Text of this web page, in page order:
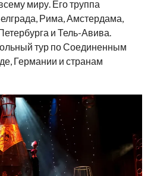
миру. Его труппа
Рима, Амстердама,
и Тель-Авива.
тур по Соединенным
Германии и странам